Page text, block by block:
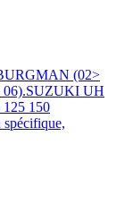
(02>
UH
150